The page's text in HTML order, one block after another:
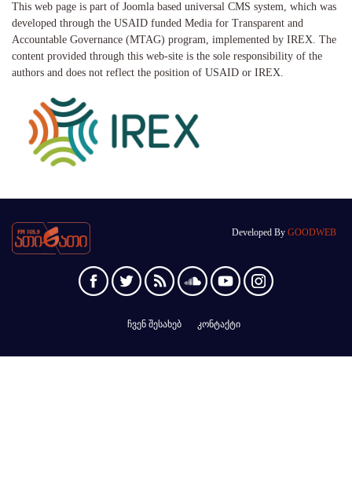
This web page is part of Joomla based universal CMS system, which was
developed through the USAID funded Media for Transparent and
Accountable Governance (MTAG) program, implemented by IREX. The
content provided through this web-site is the sole responsibility of the
authors and does not reflect the position of USAID or IREX.
Developed By GOODWEB
ჩვენ შესახებ კონტაქტი